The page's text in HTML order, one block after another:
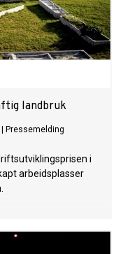
landbruk
Pressemelding
i
arbeidsplasser